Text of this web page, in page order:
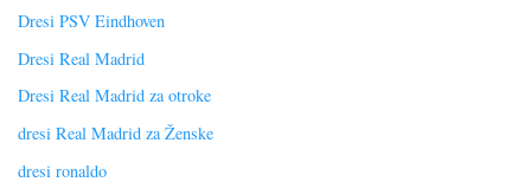
Dresi PSV Eindhoven
Dresi Real Madrid
Dresi Real Madrid za otroke
dresi Real Madrid za Ženske
dresi ronaldo